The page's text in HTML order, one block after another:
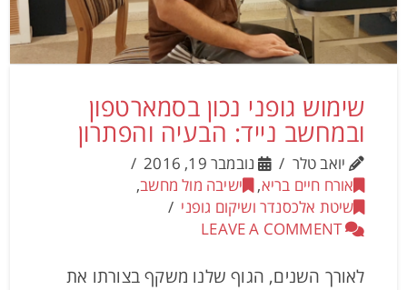
שימוש גופני נכון בסמארטפון
ובמחשב נייד: הבעיה והפתרון
יואב טלר
נובמבר 19, 2016
אורח חיים בריא, ישיבה מול מחשב,
שיטת אלכסנדר ושיקום גופני
LEAVE A COMMENT
לאורך השנים, הגוף שלנו משקף בצורתו את